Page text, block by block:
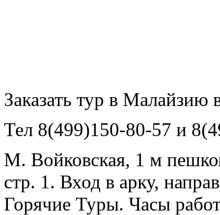
Заказать тур в Малайзию
Тел 8(499)150-80-57 и
М. Войковская, 1 м
стр. 1. Вход в арку,
Горячие Туры. Часы